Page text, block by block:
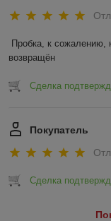
Пробка, к сожалению,
возвращён
Сделка
Покупатель
Сделка